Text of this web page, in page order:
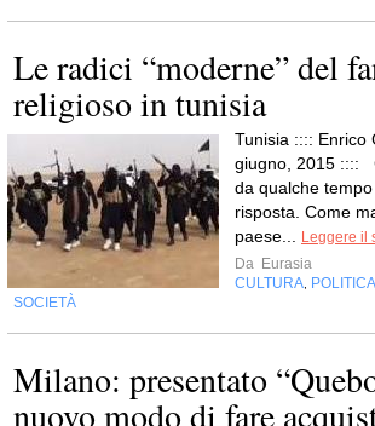
Le radici “moderne” del
religioso in tunisia
Tunisia :::: Enrico
giugno, 2015 ::::
da qualche
risposta. Come
paese...
Leggere il
Da Eurasia
CULTURA
SOCIETÀ
Milano: presentato
nuovo modo di fare